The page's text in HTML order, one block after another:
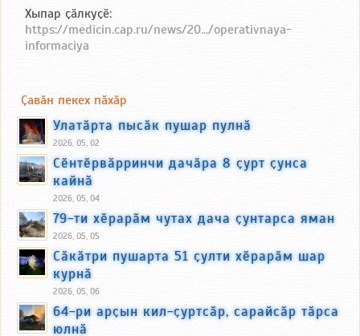
Хыпар ҫӑлкуҫӗ:
https://medicin.cap.ru/news/20.../operativnaya-
informaciya
Ҫавӑн пекех пӑхӑр
Улатӑрта пысӑк пушар пулнӑ
2026, 05, 02
Сӗнтӗрвӑрринчи дачӑра 8 ҫурт ҫунса
кайнӑ
2026, 05, 04
79-ти хӗрарӑм чутах дача ҫунтарса яман
2026, 05, 05
Сӑкӑтри пушарта 51 ҫулти хӗрарӑм шар
курнӑ
2026, 05, 06
64-ри арҫын кил-ҫуртсӑр, сарайсӑр тӑрса
юлнӑ